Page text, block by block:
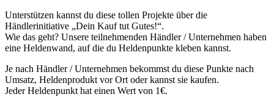
Unterstützen kannst du diese tollen Projekte über die
Händlerinitiative „Dein Kauf tut Gutes!“.
Wie das geht? Unsere teilnehmenden Händler / Unternehmen haben
eine Heldenwand, auf die du Heldenpunkte kleben kannst.
Je nach Händler / Unternehmen bekommst du diese Punkte nach
Umsatz, Heldenprodukt vor Ort oder kannst sie kaufen.
Jeder Heldenpunkt hat einen Wert von 1€.